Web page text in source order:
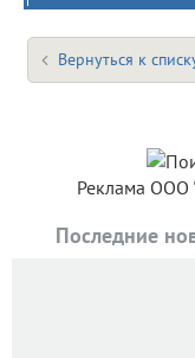
Вернуться к
Реклама ООО
Последние